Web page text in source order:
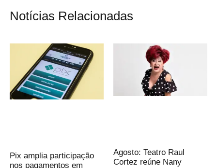
Notícias Relacionadas
Pix amplia participação
nos pagamentos em
Agosto: Teatro Raul
Cortez reúne Nany